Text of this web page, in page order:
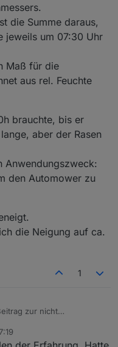
die Summe daraus,
jeweils um 07:30 Uhr
Maß für die
aus rel. Feuchte
brauchte, bis er
aber der Rasen
Anwendungszweck:
den Automower zu
die Neigung auf ca.
1
zur nicht
Automower)